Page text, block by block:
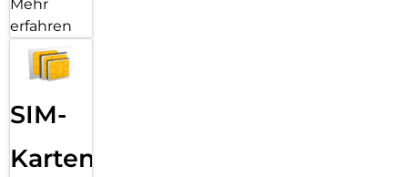
Mehr
erfahren
SIM-
Karten